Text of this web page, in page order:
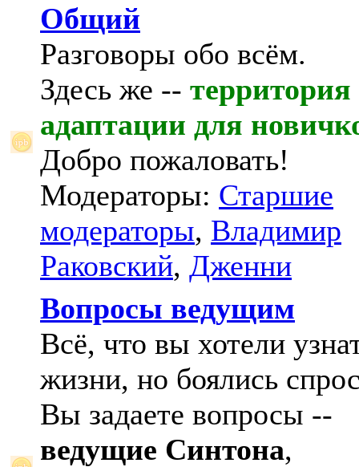
Общий
Разговоры обо всём.
Здесь же -- территория
адаптации для
Добро пожаловать!
Модераторы: Старшие
модераторы, Владимир
Раковский, Дженни
Вопросы ведущим
Всё, что вы хотели
жизни, но боялись
Вы задаете вопросы --
ведущие Синтона,